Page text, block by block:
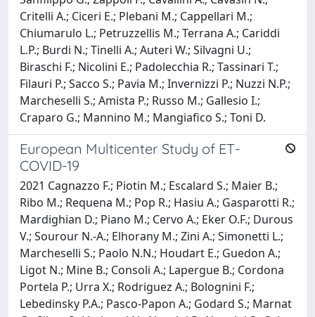
Critelli A.; Ciceri E.; Plebani M.; Cappellari M.;
Chiumarulo L.; Petruzzellis M.; Terrana A.; Cariddi
L.P.; Burdi N.; Tinelli A.; Auteri W.; Silvagni U.;
Biraschi F.; Nicolini E.; Padolecchia R.; Tassinari T.;
Filauri P.; Sacco S.; Pavia M.; Invernizzi P.; Nuzzi N.P.;
Marcheselli S.; Amista P.; Russo M.; Gallesio I.;
Craparo G.; Mannino M.; Mangiafico S.; Toni D.
European Multicenter Study of ET-
COVID-19
2021 Cagnazzo F.; Piotin M.; Escalard S.; Maier B.;
Ribo M.; Requena M.; Pop R.; Hasiu A.; Gasparotti R.;
Mardighian D.; Piano M.; Cervo A.; Eker O.F.; Durous
V.; Sourour N.-A.; Elhorany M.; Zini A.; Simonetti L.;
Marcheselli S.; Paolo N.N.; Houdart E.; Guedon A.;
Ligot N.; Mine B.; Consoli A.; Lapergue B.; Cordona
Portela P.; Urra X.; Rodriguez A.; Bolognini F.;
Lebedinsky P.A.; Pasco-Papon A.; Godard S.; Marnat